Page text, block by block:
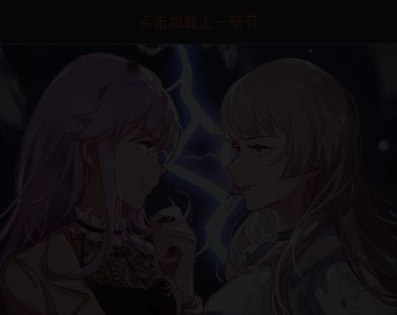
点击加载上一章节